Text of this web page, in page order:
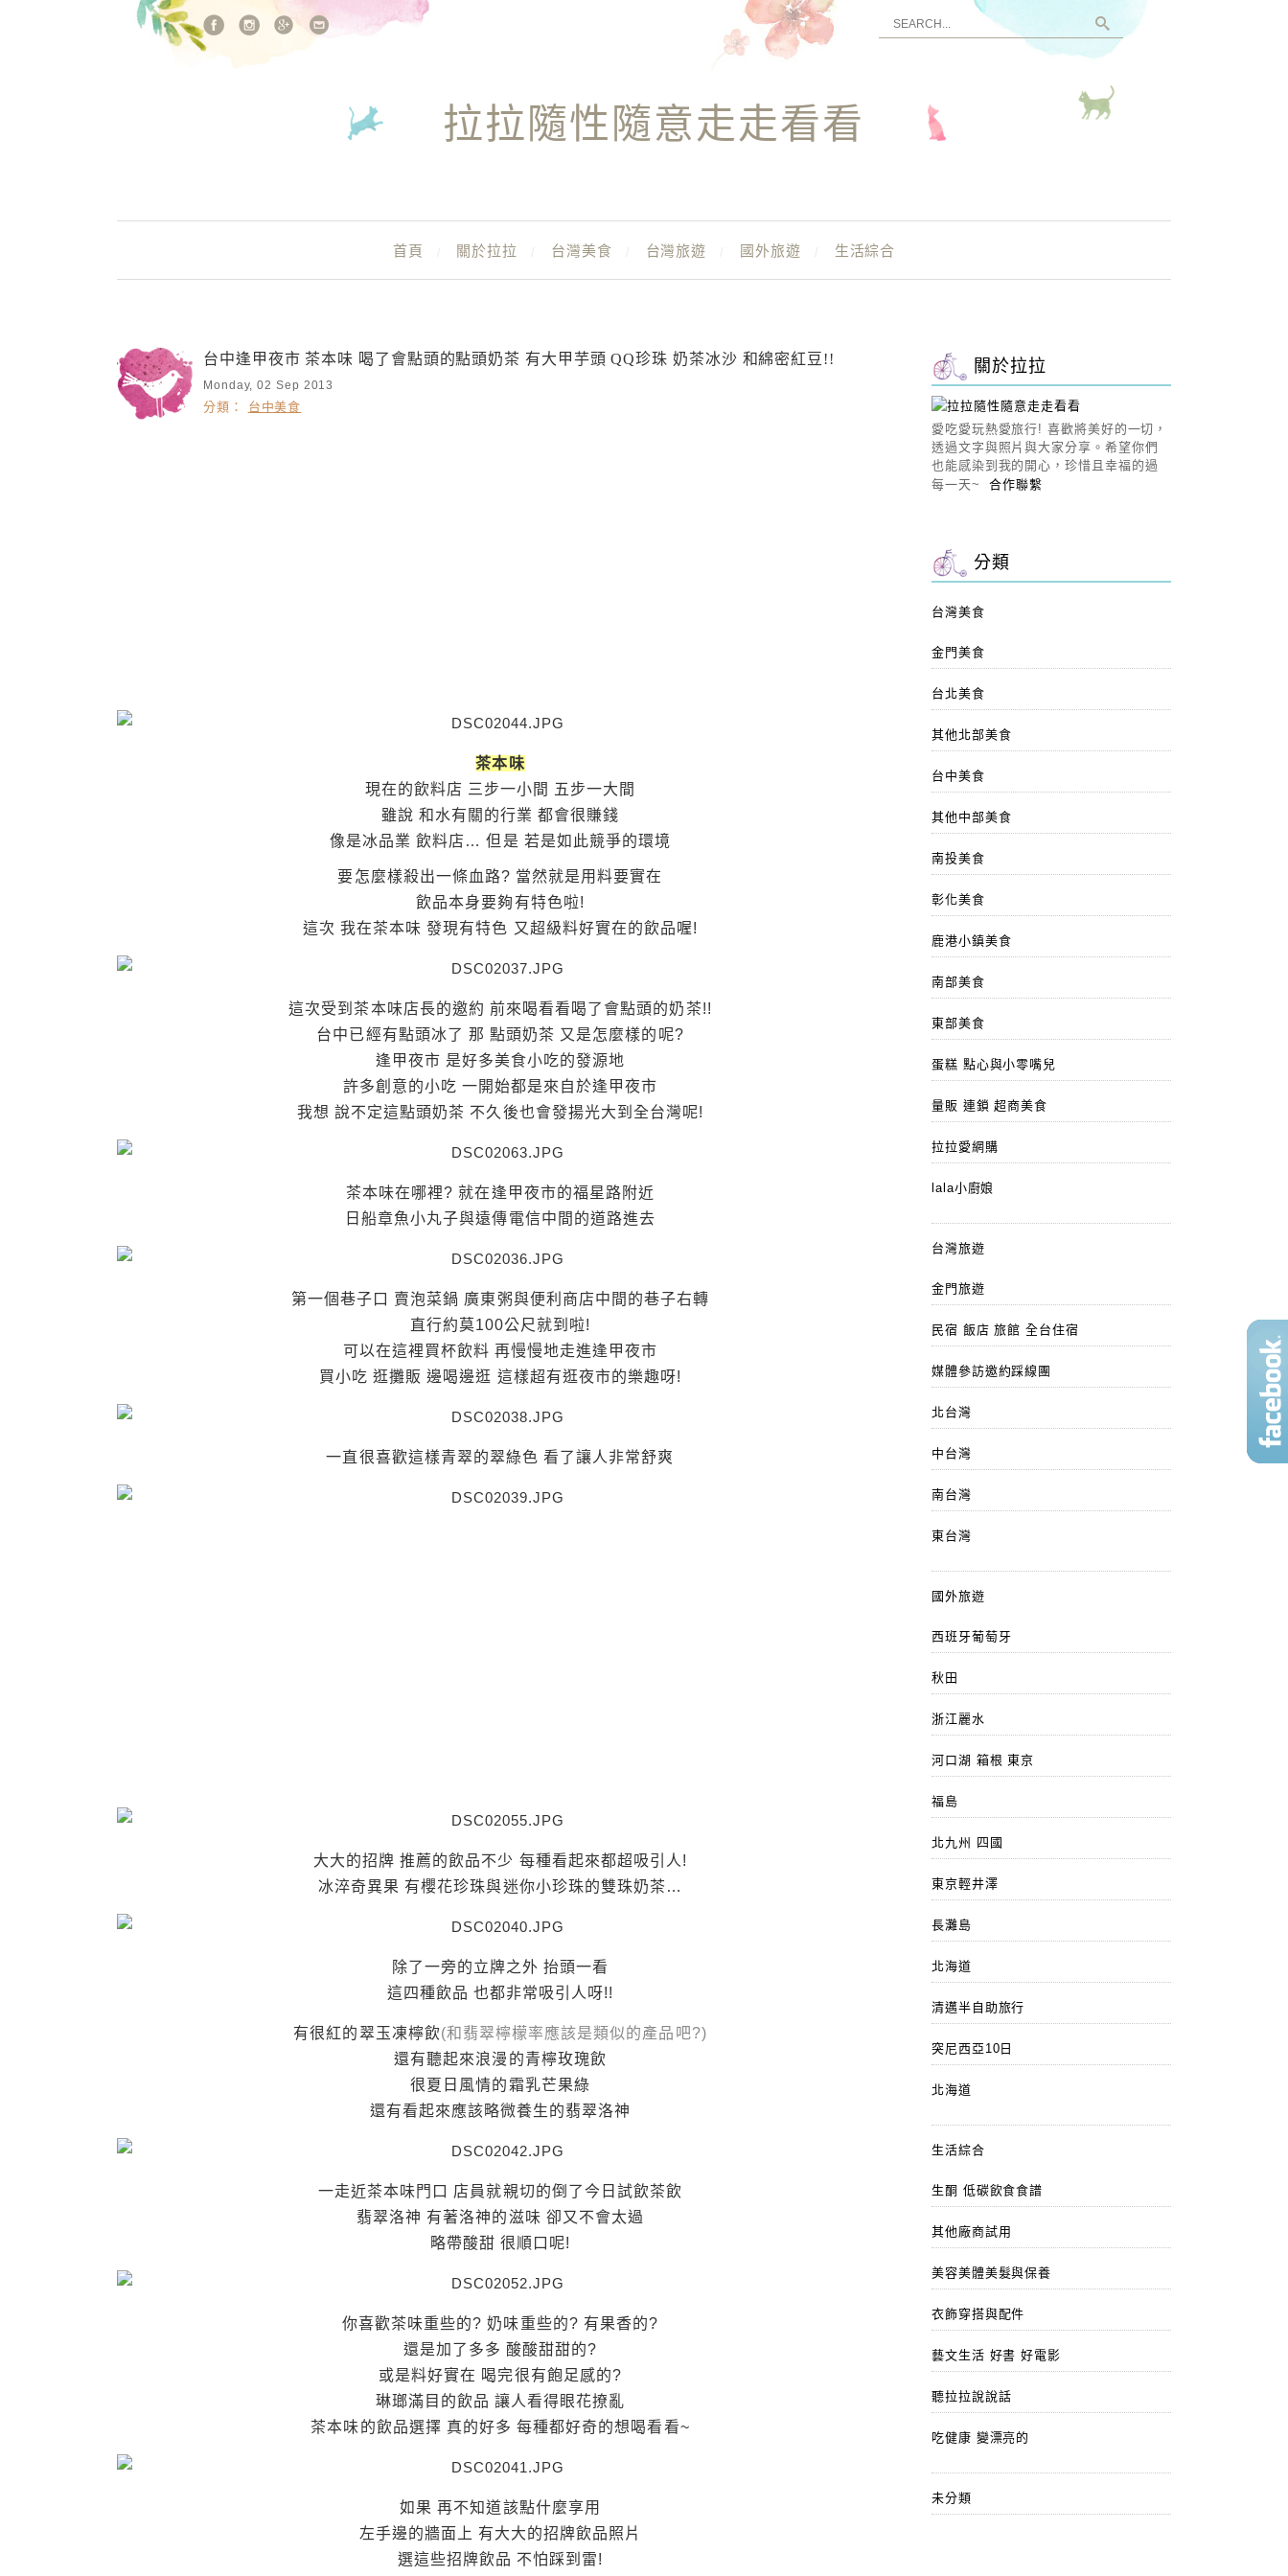
站內搜尋
拉拉隨性隨意走走看看
首頁 關於拉拉 台灣美食 台灣旅遊 國外旅遊 生活綜合
台中逢甲夜市 茶本味 喝了會點頭的點頭奶茶 有大甲芋頭 QQ珍珠 奶茶冰沙 和綿密紅豆!!
Monday, 02 Sep 2013
分類： 台中美食
茶本味
現在的飲料店 三步一小間 五步一大間
雖說 和水有關的行業 都會很賺錢
像是冰品業 飲料店… 但是 若是如此競爭的環境
要怎麼樣殺出一條血路? 當然就是用料要實在
飲品本身要夠有特色啦!
這次 我在茶本味 發現有特色 又超級料好實在的飲品喔!
這次受到茶本味店長的邀約 前來喝看看喝了會點頭的奶茶!!
台中已經有點頭冰了 那 點頭奶茶 又是怎麼樣的呢?
逢甲夜市 是好多美食小吃的發源地
許多創意的小吃 一開始都是來自於逢甲夜市
我想 說不定這點頭奶茶 不久後也會發揚光大到全台灣呢!
茶本味在哪裡? 就在逢甲夜市的福星路附近
日船章魚小丸子與遠傳電信中間的道路進去
第一個巷子口 賣泡菜鍋 廣東粥與便利商店中間的巷子右轉
直行約莫100公尺就到啦!
可以在這裡買杯飲料 再慢慢地走進逢甲夜市
買小吃 逛攤販 邊喝邊逛 這樣超有逛夜市的樂趣呀!
一直很喜歡這樣青翠的翠綠色 看了讓人非常舒爽
大大的招牌 推薦的飲品不少 每種看起來都超吸引人!
冰淬奇異果 有櫻花珍珠與迷你小珍珠的雙珠奶茶…
除了一旁的立牌之外 抬頭一看
這四種飲品 也都非常吸引人呀!!
有很紅的翠玉凍檸飲(和翡翠檸檬率應該是類似的產品吧?)
還有聽起來浪漫的青檸玫瑰飲
很夏日風情的霜乳芒果綠
還有看起來應該略微養生的翡翠洛神
一走近茶本味門口 店員就親切的倒了今日試飲茶飲
翡翠洛神 有著洛神的滋味 卻又不會太過
略帶酸甜 很順口呢!
你喜歡茶味重些的? 奶味重些的? 有果香的?
還是加了多多 酸酸甜甜的?
或是料好實在 喝完很有飽足感的?
琳瑯滿目的飲品 讓人看得眼花撩亂
茶本味的飲品選擇 真的好多 每種都好奇的想喝看看~
如果 再不知道該點什麼享用
左手邊的牆面上 有大大的招牌飲品照片
選這些招牌飲品 不怕踩到雷!
關於拉拉
愛吃愛玩熱愛旅行! 喜歡將美好的一切，
透過文字與照片與大家分享。希望你們
也能感染到我的開心，珍惜且幸福的過
每一天~合作聯繫
分類
台灣美食
金門美食
台北美食
其他北部美食
台中美食
其他中部美食
南投美食
彰化美食
鹿港小鎮美食
南部美食
東部美食
蛋糕 點心與小零嘴兒
量販 連鎖 超商美食
拉拉愛網購
lala小廚娘
台灣旅遊
金門旅遊
民宿 飯店 旅館 全台住宿
媒體參訪邀約踩線團
北台灣
中台灣
南台灣
東台灣
國外旅遊
西班牙葡萄牙
秋田
浙江麗水
河口湖 箱根 東京
福島
北九州 四國
東京輕井澤
長灘島
北海道
清邁半自助旅行
突尼西亞10日
北海道
生活綜合
生酮 低碳飲食食譜
其他廠商試用
美容美體美髮與保養
衣飾穿搭與配件
藝文生活 好書 好電影
聽拉拉說說話
吃健康 變漂亮的
未分類